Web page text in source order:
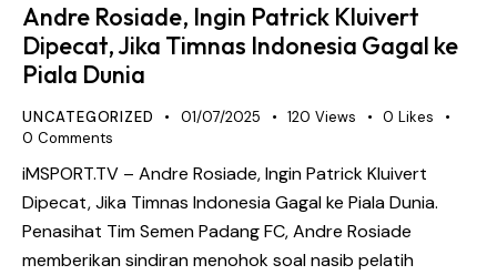
Andre Rosiade, Ingin Patrick Kluivert
Dipecat, Jika Timnas Indonesia Gagal ke
Piala Dunia
UNCATEGORIZED 01/07/2025 120 Views 0 Likes
0 Comments
iMSPORT.TV – Andre Rosiade, Ingin Patrick Kluivert
Dipecat, Jika Timnas Indonesia Gagal ke Piala Dunia.
Penasihat Tim Semen Padang FC, Andre Rosiade
memberikan sindiran menohok soal nasib pelatih